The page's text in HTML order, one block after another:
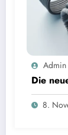
Admin
Die
8.